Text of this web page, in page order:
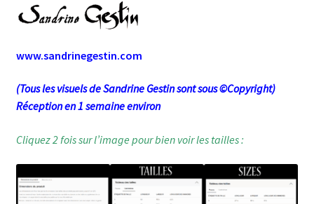
www.sandrinegestin.com
(Tous les visuels de Sandrine Gestin sont sous ©Copyright)
Réception en 1 semaine environ
Cliquez 2 fois sur l’image pour bien voir les tailles :